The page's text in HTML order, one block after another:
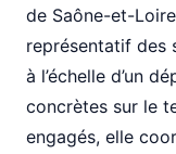
de Saône-et-
représentatif des
à l’échelle d’un
concrètes sur le
engagés, elle